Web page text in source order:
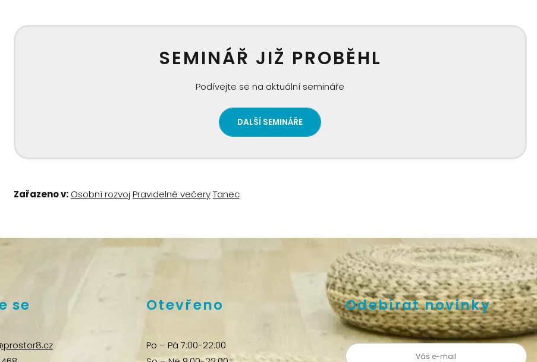
SEMINÁŘ JIŽ PROBĚHL
Podívejte se na aktuální semináře
DALŠÍ SEMINÁŘE
Zařazeno v: Osobní rozvoj Pravidelné večery Tanec
se Otevřeno
Po – Pá 7:00-22:00
Odebírat novinky